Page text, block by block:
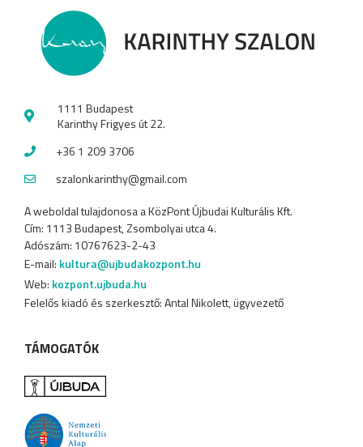
1111 Budapest
Karinthy Frigyes út 22.
+36 1 209 3706
szalonkarinthy@gmail.com
A weboldal tulajdonosa a KözPont Újbudai Kulturális Kft.
Cím: 1113 Budapest, Zsombolyai utca 4.
Adószám: 10767623-2-43
E-mail: kultura@ujbudakozpont.hu
Web: kozpont.ujbuda.hu
Felelős kiadó és szerkesztő: Antal Nikolett, ügyvezető
TÁMOGATÓK